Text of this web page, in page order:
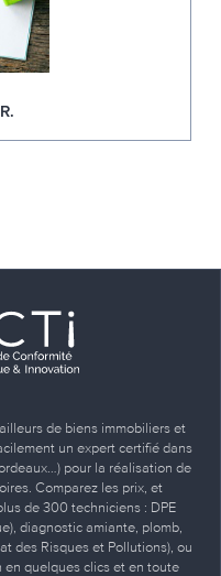
de biens immobiliers et
un expert certifié dans
pour la réalisation de
Comparez les prix, et
de 300 techniciens : DPE
diagnostic amiante, plomb,
des Risques et Pollutions), ou
quelques clics et en toute